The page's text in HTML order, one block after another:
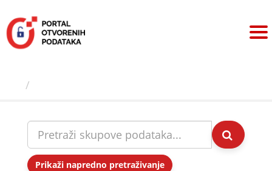
sadržaj
Prikaži napredno pretraživanje